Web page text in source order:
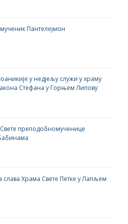
Пантелејмон
у недјељу служи у храму
Стефана у Горњем Липову
преподобномученице
Храма Свете Петке у Лапљем